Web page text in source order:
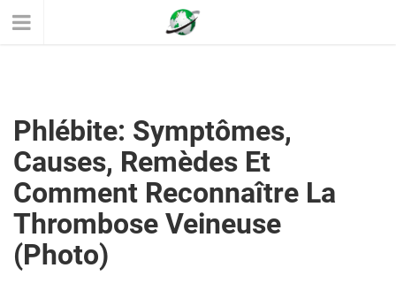
Phlébite: Symptômes,
Causes, Remèdes Et
Comment Reconnaître La
Thrombose Veineuse
(photo)